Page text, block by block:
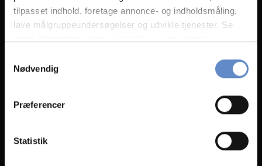
tilpasset indhold, foretage annonce- og indholdsmåling,
lave målgruppeundersøgelser og udvikle tjenester. Se
tilbage eller ændre indstillinger fra vores
"Cookiedeklaration", eller ved at trykke på "Privacy
Indsamle præcise oplysninger om din placering,
Nødvendig
Præferencer
Statistik
Odense offers a variety of cuisine, whether they are meat or